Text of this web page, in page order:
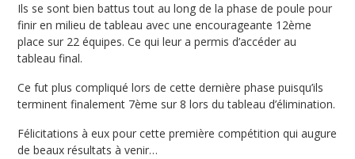
Ils se sont bien battus tout au long de la phase de poule pour
finir en milieu de tableau avec une encourageante 12ème
place sur 22 équipes. Ce qui leur a permis d’accéder au
tableau final.
Ce fut plus compliqué lors de cette dernière phase puisqu’ils
terminent finalement 7ème sur 8 lors du tableau d’élimination.
Félicitations à eux pour cette première compétition qui augure
de beaux résultats à venir…